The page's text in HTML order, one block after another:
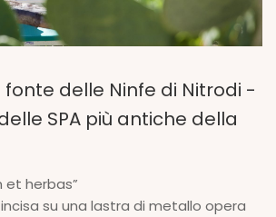
fonte delle Ninfe di Nitrodi -
SPA più antiche della
et herbas”
su una lastra di metallo opera